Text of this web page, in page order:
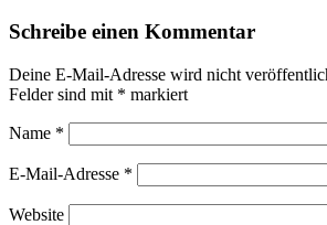
Schreibe einen Kommentar
Deine E-Mail-Adresse wird nicht
Felder sind mit * markiert
Name *
E-Mail-Adresse *
Website